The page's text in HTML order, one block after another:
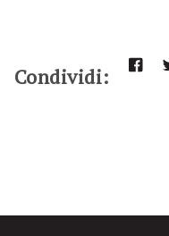
Condividi: